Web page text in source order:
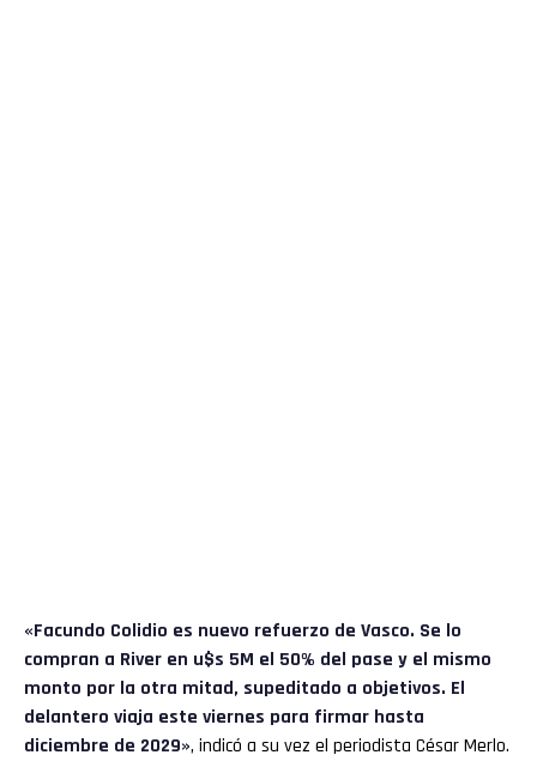
«Facundo Colidio es nuevo refuerzo de Vasco. Se lo
compran a River en u$s 5M el 50% del pase y el mismo
monto por la otra mitad, supeditado a objetivos. El
delantero viaja este viernes para firmar hasta
diciembre de 2029», indicó a su vez el periodista César Merlo.